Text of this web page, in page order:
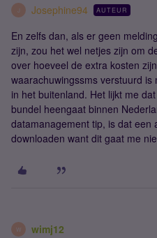
J Josephine94 AUTEUR
En zelfs dan, als er geen
zijn, zou het wel netjes zijn om
over hoeveel de extra kosten
waarachuwingssms verstuurd
in het buitenland. Het lijkt me
bundel heengaat binnen
datamanagement tip, is dat een
downloaden want dit gaat me
W wimj12